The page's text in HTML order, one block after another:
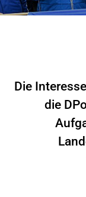
Die
die